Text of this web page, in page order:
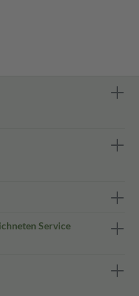
Service